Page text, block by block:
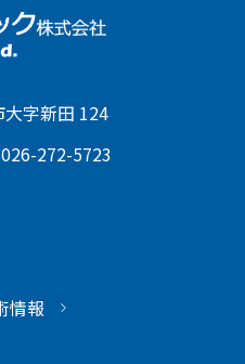
字新田 124
026-272-5723
情報